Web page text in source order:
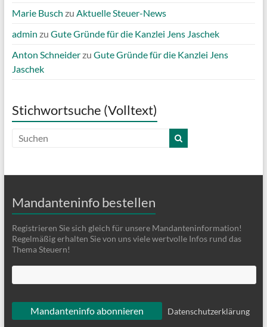
Marie Busch zu Aktuelle Steuer-News
admin zu Gute Gründe für die Kanzlei Jens Jaschek
Anton Schneiderzu Gute Gründe für die Kanzlei Jens
Jaschek
Stichwortsuche (Volltext)
Mandanteninfo bestellen
Registrieren Sie sich gleich für unsere Mandanteninformation!
Regelmäßig erhalten Sie von uns viele wertvolle Infos rund das
Thema Steuern!
Datenschutzerklärung